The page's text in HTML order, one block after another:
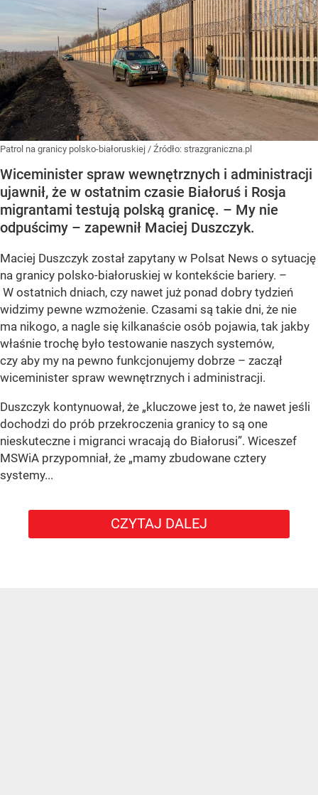
Patrol na granicy polsko-białoruskiej / Źródło: strazgraniczna.pl
Wiceminister spraw wewnętrznych i administracji
ujawnił, że w ostatnim czasie Białoruś i Rosja
migrantami testują polską granicę. – My nie
odpuścimy – zapewnił Maciej Duszczyk.
Maciej Duszczyk został zapytany w Polsat News o sytuację
na granicy polsko-białoruskiej w kontekście bariery. –
W ostatnich dniach, czy nawet już ponad dobry tydzień
widzimy pewne wzmożenie. Czasami są takie dni, że nie
ma nikogo, a nagle się kilkanaście osób pojawia, tak jakby
właśnie trochę było testowanie naszych systemów,
czy aby my na pewno funkcjonujemy dobrze – zaczął
wiceminister spraw wewnętrznych i administracji.
Duszczyk kontynuował, że „kluczowe jest to, że nawet jeśli
dochodzi do prób przekroczenia granicy to są one
nieskuteczne i migranci wracają do Białorusi”. Wiceszef
MSWiA przypomniał, że „mamy zbudowane cztery
systemy...
CZYTAJ DALEJ